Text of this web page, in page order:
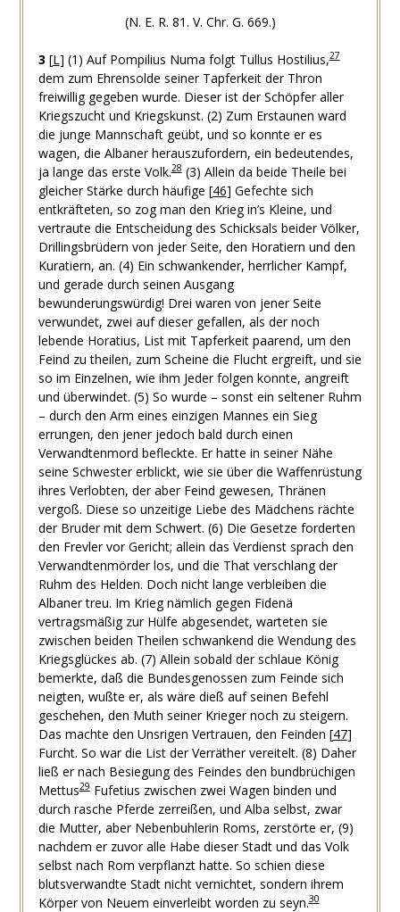
(N. E. R. 81. V. Chr. G. 669.)
3 [L] (1) Auf Pompilius Numa folgt Tullus Hostilius,27
dem zum Ehrensolde seiner Tapferkeit der Thron
freiwillig gegeben wurde. Dieser ist der Schöpfer aller
Kriegszucht und Kriegskunst. (2) Zum Erstaunen ward
die junge Mannschaft geübt, und so konnte er es
wagen, die Albaner herauszufordern, ein bedeutendes,
ja lange das erste Volk.28 (3) Allein da beide Theile bei
gleicher Stärke durch häufige [46] Gefechte sich
entkräfteten, so zog man den Krieg in’s Kleine, und
vertraute die Entscheidung des Schicksals beider Völker,
Drillingsbrüdern von jeder Seite, den Horatiern und den
Kuratiern, an. (4) Ein schwankender, herrlicher Kampf,
und gerade durch seinen Ausgang
bewunderungswürdig! Drei waren von jener Seite
verwundet, zwei auf dieser gefallen, als der noch
lebende Horatius, List mit Tapferkeit paarend, um den
Feind zu theilen, zum Scheine die Flucht ergreift, und sie
so im Einzelnen, wie ihm Jeder folgen konnte, angreift
und überwindet. (5) So wurde – sonst ein seltener Ruhm
– durch den Arm eines einzigen Mannes ein Sieg
errungen, den jener jedoch bald durch einen
Verwandtenmord befleckte. Er hatte in seiner Nähe
seine Schwester erblickt, wie sie über die Waffenrüstung
ihres Verlobten, der aber Feind gewesen, Thränen
vergoß. Diese so unzeitige Liebe des Mädchens rächte
der Bruder mit dem Schwert. (6) Die Gesetze forderten
den Frevler vor Gericht; allein das Verdienst sprach den
Verwandtenmörder los, und die That verschlang der
Ruhm des Helden. Doch nicht lange verbleiben die
Albaner treu. Im Krieg nämlich gegen Fidenä
vertragsmäßig zur Hülfe abgesendet, warteten sie
zwischen beiden Theilen schwankend die Wendung des
Kriegsglückes ab. (7) Allein sobald der schlaue König
bemerkte, daß die Bundesgenossen zum Feinde sich
neigten, wußte er, als wäre dieß auf seinen Befehl
geschehen, den Muth seiner Krieger noch zu steigern.
Das machte den Unsrigen Vertrauen, den Feinden [47]
Furcht. So war die List der Verräther vereitelt. (8) Daher
ließ er nach Besiegung des Feindes den bundbrüchigen
Mettus29Fufetius zwischen zwei Wagen binden und
durch rasche Pferde zerreißen, und Alba selbst, zwar
die Mutter, aber Nebenbuhlerin Roms, zerstörte er, (9)
nachdem er zuvor alle Habe dieser Stadt und das Volk
selbst nach Rom verpflanzt hatte. So schien diese
blutsverwandte Stadt nicht vernichtet, sondern ihrem
Körper von Neuem einverleibt worden zu seyn.30